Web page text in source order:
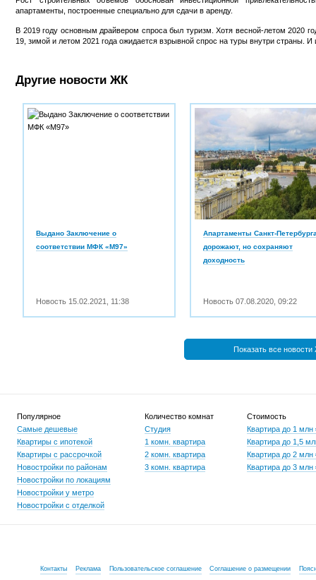
апартаменты, построенные специально для сдачи в аренду.
В 2019 году основным драйвером спроса был туризм. Хотя весной-летом 2020
19, зимой и летом 2021 года ожидается взрывной спрос на туры внутри страны.
Другие новости ЖК
Выдано Заключение о
соответствии МФК «М97»
Новость 15.02.2021 11:38
Апартаменты Санкт-
дорожают, но сохраняют
доходность
Новость07.08.2020 ,09:22
Показать все
Популярное
Самые дешевые
Квартиры с ипотекой
Квартиры с рассрочкой
Новостройки по районам
Новостройки по локациям
Новостройки у метро
Новостройки с отделкой
Количество комнат
Студия
1 комн. квартира
2 комн. квартира
3 комн. квартира
Стоимость
Квартира до 1 млн
Квартира до 1,5
Квартира до 2 млн
Квартира до 3 млн
Контакты Реклама Пользовательское соглашение Соглашение о размещении